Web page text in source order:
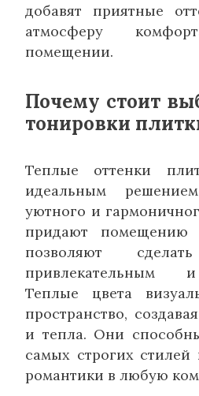
добавят приятные
атмосферу
помещении.
Почему стоит
тонировки
Теплые оттенки
идеальным
уютного и
придают
позволяют
привлекательным
Теплые цвета
пространство,
и тепла. Они
самых строгих стилей
романтики в любую